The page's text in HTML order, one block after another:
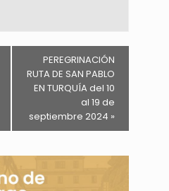
PEREGRINACIÓN
RUTA DE SAN PABLO
EN TURQUÍA del 10
al 19 de
septiembre 2024 »